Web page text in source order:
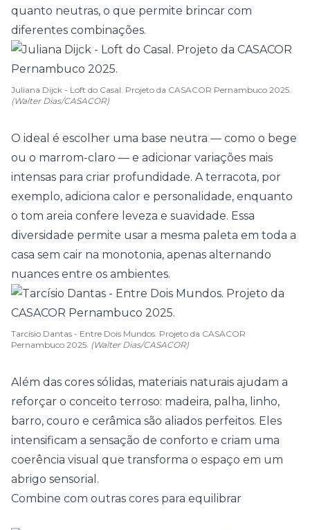
quanto neutras, o que permite brincar com
diferentes combinações.
Juliana Dijck - Loft do Casal. Projeto da CASACOR Pernambuco 2025.
(Walter Dias/CASACOR)
O ideal é escolher uma base neutra — como o bege
ou o marrom-claro — e adicionar variações mais
intensas para criar profundidade. Aterracota, por
exemplo, adiciona calor e personalidade, enquanto
o tom areia confere leveza e suavidade. Essa
diversidade permite usar a mesma paleta em toda a
casa sem cair na monotonia, apenas alternando
nuances entre os ambientes.
Tarcísio Dantas - Entre Dois Mundos. Projeto da CASACOR
Pernambuco 2025. (Walter Dias/CASACOR)
Além das cores sólidas, materiais naturais ajudam a
reforçar o conceito terroso: madeira, palha, linho,
barro, couro e cerâmica são aliados perfeitos. Eles
intensificam a sensação de conforto e criam uma
coerência visual que transforma o espaço em um
abrigo sensorial.
Combine com outras cores para equilibrar